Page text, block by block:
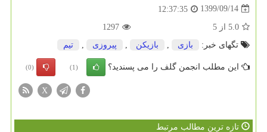
1399/09/14
12:37:35
5.0 از 5
1297
تگهای خبر:
بازی بازیكن پیروزی تیم
این مطلب انجمن گلف را می پسندید؟ (1)
(0)
X
تازه ترین مطالب مرتبط